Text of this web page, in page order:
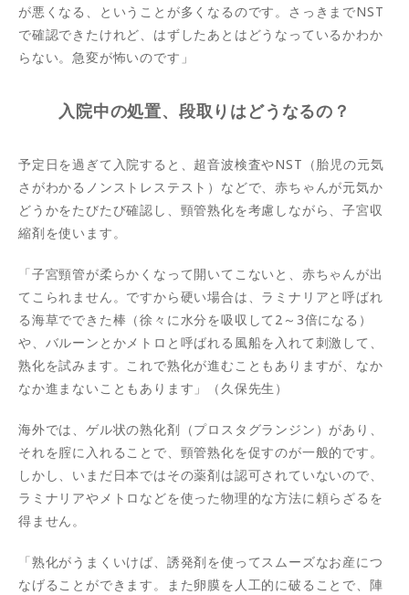
が悪くなる、ということが多くなるのです。さっきまでNST
で確認できたけれど、はずしたあとはどうなっているかわか
らない。急変が怖いのです」
入院中の処置、段取りはどうなるの？
予定日を過ぎて入院すると、超音波検査やNST（胎児の元気
さがわかるノンストレステスト）などで、赤ちゃんが元気か
どうかをたびたび確認し、頸管熟化を考慮しながら、子宮収
縮剤を使います。
「子宮頸管が柔らかくなって開いてこないと、赤ちゃんが出
てこられません。ですから硬い場合は、ラミナリアと呼ばれ
る海草でできた棒（徐々に水分を吸収して2～3倍になる）
や、バルーンとかメトロと呼ばれる風船を入れて刺激して、
熟化を試みます。これで熟化が進むこともありますが、なか
なか進まないこともあります」（久保先生）
海外では、ゲル状の熟化剤（プロスタグランジン）があり、
それを腟に入れることで、頸管熟化を促すのが一般的です。
しかし、いまだ日本ではその薬剤は認可されていないので、
ラミナリアやメトロなどを使った物理的な方法に頼らざるを
得ません。
「熟化がうまくいけば、誘発剤を使ってスムーズなお産につ
なげることができます。また卵膜を人工的に破ることで、陣